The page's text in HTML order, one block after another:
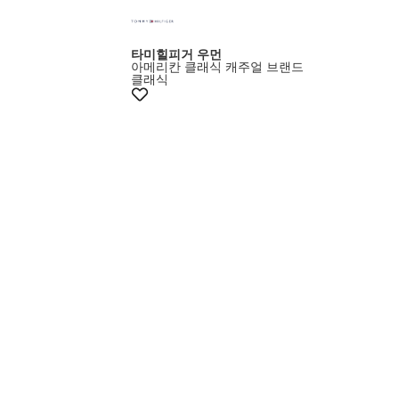
타미힐피거 우먼
아메리칸 클래식 캐주얼 브랜드
클래식